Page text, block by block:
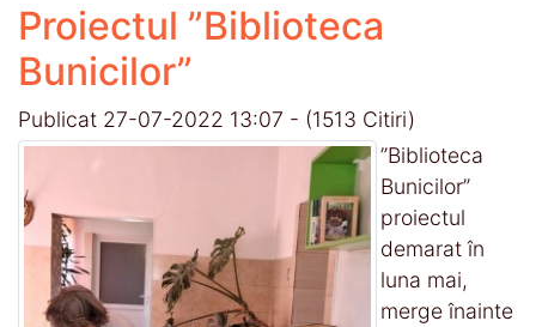
Proiectul ”Biblioteca
Bunicilor”
Publicat 27-07-2022 13:07 - (1513 Citiri)
”Biblioteca
Bunicilor”
proiectul
demarat în
luna mai,
merge înainte